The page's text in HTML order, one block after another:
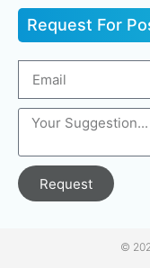
Request For
Request
©